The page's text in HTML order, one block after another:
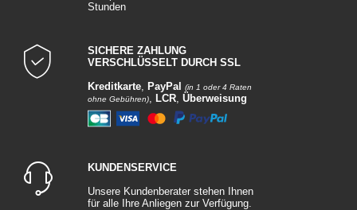
Stunden
SICHERE ZAHLUNG
VERSCHLÜSSELT DURCH SSL
Kreditkarte, PayPal
(in 1 oder 4 Raten
ohne Gebühren), LCR, Überweisung
KUNDENSERVICE
Unsere Kundenberater stehen Ihnen
für alle Ihre Anliegen zur Verfügung.